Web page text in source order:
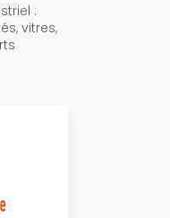
:
vitres,